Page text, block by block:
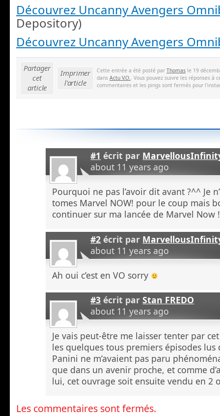
Découvrez Uncanny Avengers
Depository)
Découvrez Uncanny Avengers
Partager
cet
article
Imprimer
l'article
Cette entrée a été posté par Thomas le 19
dans Actu V.O.
. Vous pouvez suivre les réponses à
commentaires et les pings sont fermés pour
#1 écrit par
about 11 years ago
Pourquoi ne pas l’avoir dit avant ?^^ Je
tomes Marvel NOW! pour le coup mais
continuer sur ma lancée de Marvel Now !
#2 écrit par
about 11 years ago
Ah oui c’est en VO sorry
#3 écrit parStan FREDO
about 11 years ago
Je vais peut-être me laisser tenter par
les quelques tous premiers épisodes lus
Panini ne m’avaient pas paru
que dans un avenir proche, et comme
lui, cet ouvrage soit ensuite vendu en 2
Les commentaires sont fermés.